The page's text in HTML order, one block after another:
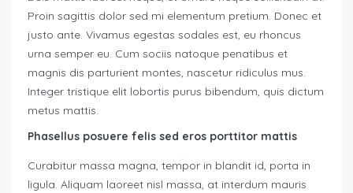
Proin sagittis dolor sed mi elementum pretium. Donec et
justo ante. Vivamus egestas sodales est, eu rhoncus
urna semper eu. Cum sociis natoque penatibus et
magnis dis parturient montes, nascetur ridiculus mus.
Integer tristique elit lobortis purus bibendum, quis dictum
metus mattis.
Phasellus posuere felis sed eros porttitor mattis
Curabitur massa magna, tempor in blandit id, porta in
ligula. Aliquam laoreet nisl massa, at interdum mauris